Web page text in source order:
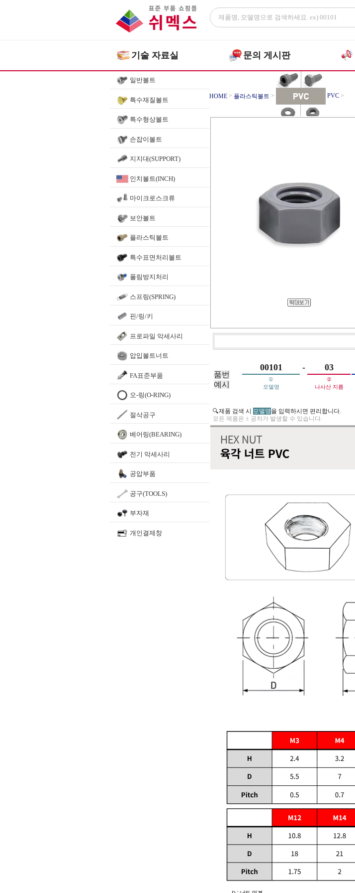
기술 자료실 문의 게시판
일반볼트
특수재질볼트
특수형상볼트
손잡이볼트
지지대(SUPPORT)
인치볼트(INCH)
마이크로스크류
보안볼트
플라스틱볼트
특수표면처리볼트
풀림방지처리
스프링(SPRING)
핀/링/키
프로파일 악세사리
압입볼트너트
FA표준부품
오-링(O-RING)
절삭공구
베어링(BEARING)
전기 악세사리
공압부품
공구(TOOLS)
부자재
개인결제창
HOME > 플라스틱볼트 > PVC >
품번
예시
00101 - 03
①
모델명
②
나사산 지름
🔍제품 검색 시 모델명을 입력하시면 편리합니다.
모든 제품은 ± 공차가 발생할 수 있습니다.